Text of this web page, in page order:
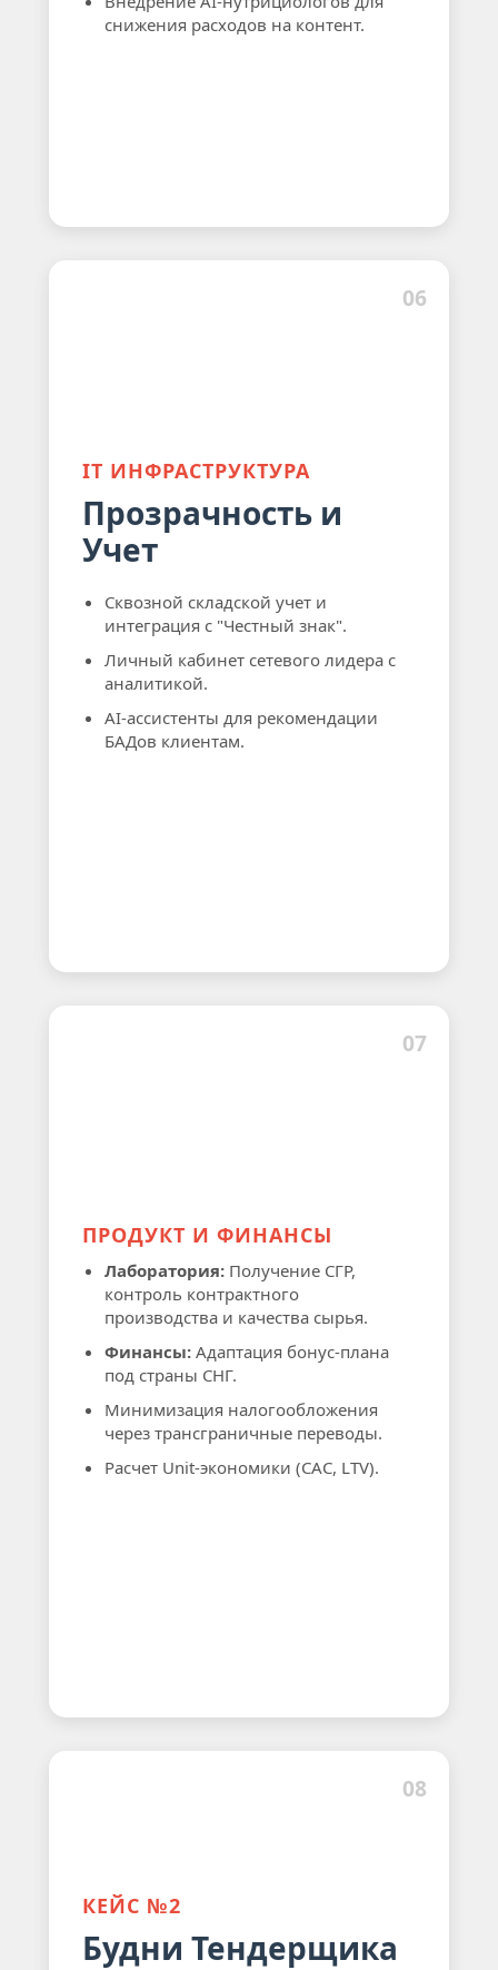
снижения расходов на контент.
06
IT ИНФРАСТРУКТУРА
Прозрачность и
Учет
Сквозной складской учет и
интеграция с "Честный знак".
Личный кабинет сетевого лидера с
аналитикой.
AI-ассистенты для рекомендации
БАДов клиентам.
07
ПРОДУКТ И ФИНАНСЫ
Лаборатория: Получение СГР,
контроль контрактного
производства и качества сырья.
Финансы: Адаптация бонус-плана
под страны СНГ.
Минимизация налогообложения
через трансграничные переводы.
Расчет Unit-экономики (CAC, LTV).
08
КЕЙС №2
Будни Тендерщика